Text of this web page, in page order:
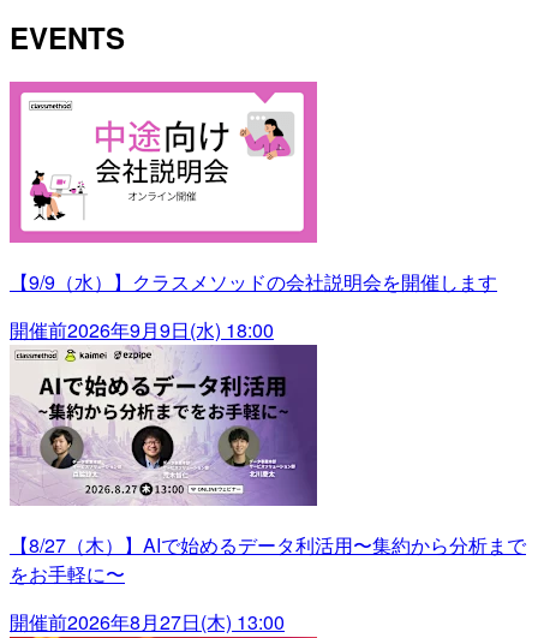
EVENTS
【9/9（水）】クラスメソッドの会社説明会を開催します
開催前2026年9月9日(水) 18:00
【8/27（木）】AIで始めるデータ利活用〜集約から分析まで
をお手軽に〜
開催前2026年8月27日(木) 13:00